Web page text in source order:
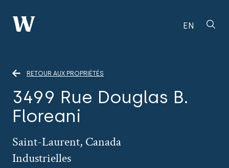
EN
RETOUR AUX PROPRIÉTÉS
3499 Rue Douglas B.
Floreani
Saint-Laurent, Canada
Industrielles